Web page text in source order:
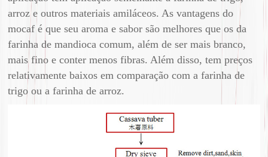
arroz e outros materiais amiláceos. As vantagens do
mocaf é que seu aroma e sabor são melhores que os da
farinha de mandioca comum, além de ser mais branco,
mais fino e conter menos fibras. Além disso, tem preços
relativamente baixos em comparação com a farinha de
trigo ou a farinha de arroz.